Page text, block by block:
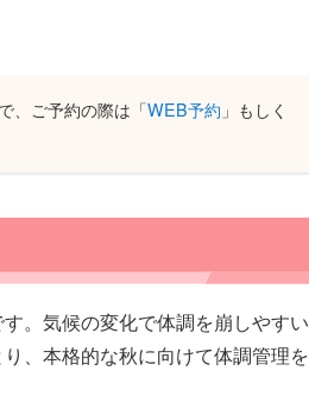
、ご予約の際は「WEB予約 」もしく
。気候の変化で体調を崩しやすい
、本格的な秋に向けて体調管理を